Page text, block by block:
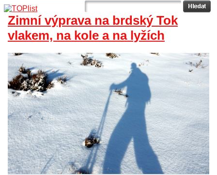
Zimní výprava na brdský Tok
vlakem, na kole a na lyžích